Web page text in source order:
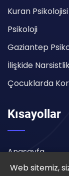
Kuran Psikolojisi
Psikoloji
Gaziantep
İlişkide
Çocuklarda
Kısayollar
Anasayfa
Randevu
Web sitemiz,